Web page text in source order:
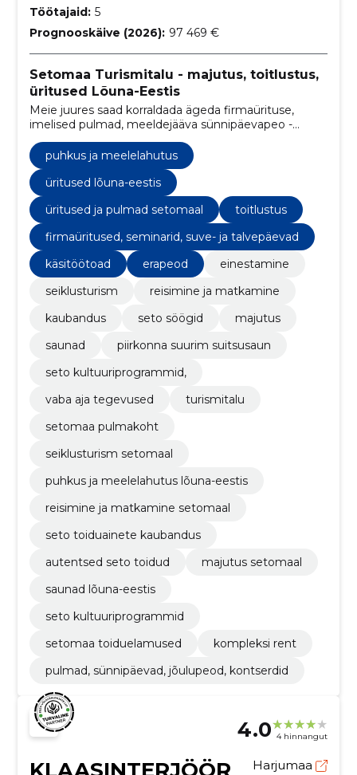
Töötajaid: 5
Prognooskäive (2026): 97 469 €
Setomaa Turismitalu - majutus, toitlustus,
üritused Lõuna-Eestis
Meie juures saad korraldada ägeda firmaürituse,
imelised pulmad, meeldejääva sünnipäevapeo -
mõtle ainult välja ja aitame Sinu ideed ellu viia.
puhkus ja meelelahutus
üritused lõuna-eestis
üritused ja pulmad setomaal
toitlustus
firmaüritused, seminarid, suve- ja talvepäevad
käsitöötoad
erapeod
einestamine
seiklusturism
reisimine ja matkamine
kaubandus
seto söögid
majutus
saunad
piirkonna suurim suitsusaun
seto kultuuriprogrammid,
vaba aja tegevused
turismitalu
setomaa pulmakoht
seiklusturism setomaal
puhkus ja meelelahutus lõuna-eestis
reisimine ja matkamine setomaal
seto toiduainete kaubandus
autentsed seto toidud
majutus setomaal
saunad lõuna-eestis
seto kultuuriprogrammid
setomaa toiduelamused
kompleksi rent
pulmad, sünnipäevad, jõulupeod, kontserdid
4.0 4 hinnangut
Harjumaa